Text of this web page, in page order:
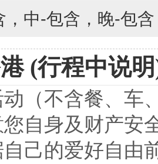
，中-包含，晚-包
(行程中说
（不含餐、车
自身及财产安
己的爱好自由